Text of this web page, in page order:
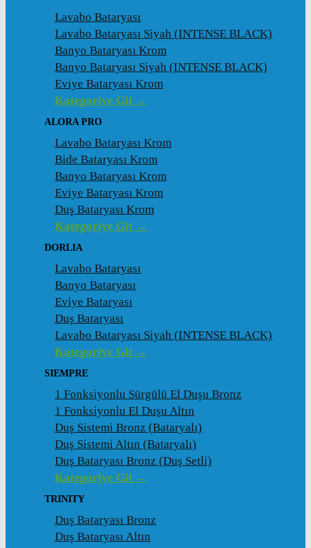
Lavabo Bataryası
Lavabo Bataryası Siyah (INTENSE BLACK)
Banyo Bataryası Krom
Banyo Bataryası Siyah (INTENSE BLACK)
Eviye Bataryası Krom
Kategoriye Git →
ALORA PRO
Lavabo Bataryası Krom
Bide Bataryası Krom
Banyo Bataryası Krom
Eviye Bataryası Krom
Duş Bataryası Krom
Kategoriye Git →
DORLIA
Lavabo Bataryası
Banyo Bataryası
Eviye Bataryası
Duş Bataryası
Lavabo Bataryası Siyah (INTENSE BLACK)
Kategoriye Git →
SIEMPRE
1 Fonksiyonlu Sürgülü El Duşu Bronz
1 Fonksiyonlu El Duşu Altın
Duş Sistemi Bronz (Bataryalı)
Duş Sistemi Altın (Bataryalı)
Duş Bataryası Bronz (Duş Setli)
Kategoriye Git →
TRINITY
Duş Bataryası Bronz
Duş Bataryası Altın